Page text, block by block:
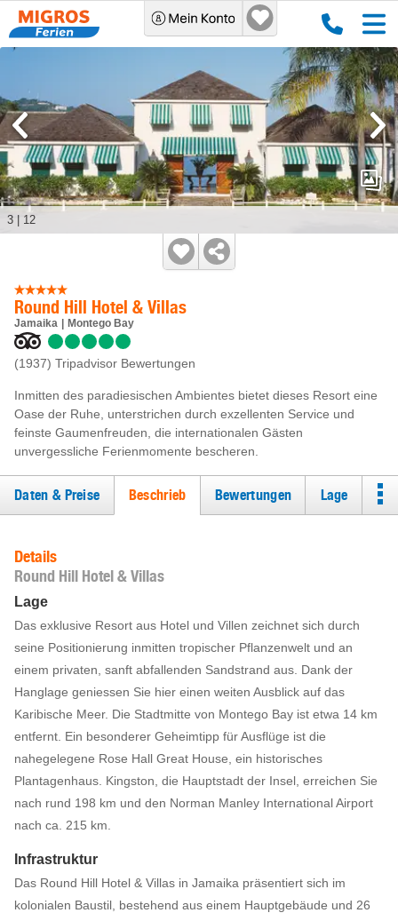
Round Hill Hotel & Villas
Jamaika Montego Bay
(1937) Tripadvisor Bewertungen
Inmitten des paradiesischen Ambientes bietet dieses Resort eine
Oase der Ruhe, unterstrichen durch exzellenten Service und
feinste Gaumenfreuden, die internationalen Gästen
unvergessliche Ferienmomente bescheren.
3 12
Daten & Preise Beschrieb Bewertungen Lage
Details
Round Hill Hotel & Villas
Lage
Das exklusive Resort aus Hotel und Villen zeichnet sich durch
seine Positionierung inmitten tropischer Pflanzenwelt und an
einem privaten, sanft abfallenden Sandstrand aus. Dank der
Hanglage geniessen Sie hier einen weiten Ausblick auf das
Karibische Meer. Die Stadtmitte von Montego Bay ist etwa 14 km
entfernt. Ein besonderer Geheimtipp für Ausflüge ist die
nahegelegene Rose Hall Great House, ein historisches
Plantagenhaus. Kingston, die Hauptstadt der Insel, erreichen Sie
nach rund 198 km und den Norman Manley International Airport
nach ca. 215 km.
Infrastruktur
Das Round Hill Hotel & Villas in Jamaika präsentiert sich im
kolonialen Baustil, bestehend aus einem Hauptgebäude und 26